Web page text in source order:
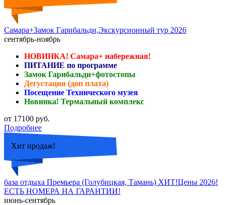
Самара+Замок Гарибальди,Экскурсионный тур 2026
сентябрь-ноябрь
НОВИНКА! Самара+ набережная!
ПИТАНИЕ по программе
Замок Гарибальди+фотостопы
Дегустация (доп плата)
Посещение Технического музея
Новинка! Термальный комплекс
от 17100 руб.
Подробнее
Хит продаж!
база отдыха Премьера (Голубицкая, Тамань) ХИТ!Цены 2026!
ЕСТЬ НОМЕРА НА ГАРАНТИИ!
июнь-сентябрь